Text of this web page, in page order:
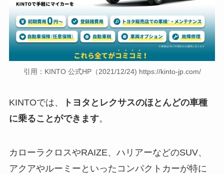
引用：KINTO 公式HP（2021/12/24) https://kinto-jp.com/
KINTOでは、
トヨタとレクサスのほとんどの車種
に乗ることができます。
カローラクロスやRAIZE、ハリアーなどのSUV、
アクアやルーミーといったコンパクトカーが特に